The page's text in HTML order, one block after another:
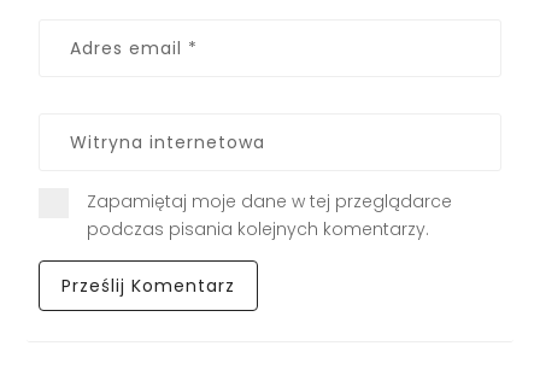
Zapamiętaj moje dane w tej przeglądarce
podczas pisania kolejnych komentarzy.